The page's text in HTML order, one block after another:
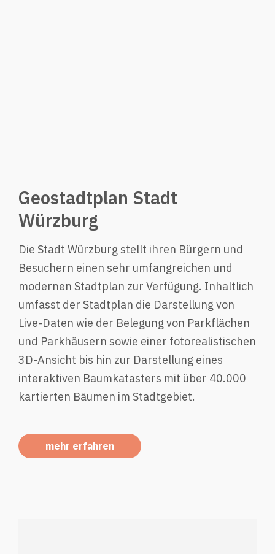
Geostadtplan Stadt
Würzburg
Die Stadt Würzburg stellt ihren Bürgern und
Besuchern einen sehr umfangreichen und
modernen Stadtplan zur Verfügung. Inhaltlich
umfasst der Stadtplan die Darstellung von
Live-Daten wie der Belegung von Parkflächen
und Parkhäusern sowie einer fotorealistischen
3D-Ansicht bis hin zur Darstellung eines
interaktiven Baumkatasters mit über 40.000
kartierten Bäumen im Stadtgebiet.
mehr erfahren